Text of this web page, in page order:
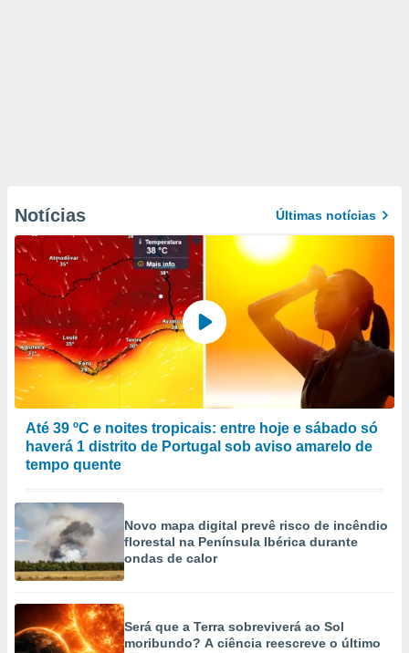
Notícias Últimas notícias
Até 39 ºC e noites tropicais: entre hoje e sábado só
haverá 1 distrito de Portugal sob aviso amarelo de
tempo quente
Novo mapa digital prevê risco de incêndio
florestal na Península Ibérica durante
ondas de calor
Será que a Terra sobreviverá ao Sol
moribundo? A ciência reescreve o último